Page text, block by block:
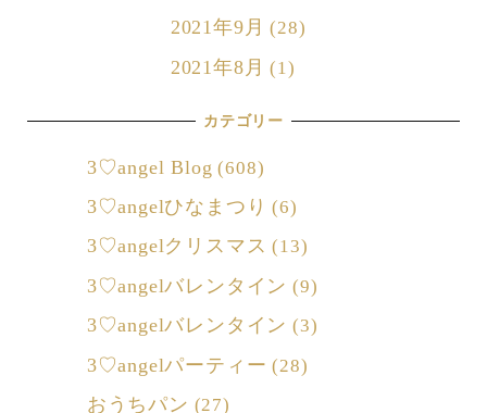
2021年9月 (28)
2021年8月 (1)
カテゴリー
3♡angel Blog (608)
3♡angelひなまつり (6)
3♡angelクリスマス (13)
3♡angelバレンタイン (9)
3♡angelバレンタイン (3)
3♡angelパーティー (28)
おうちパン (27)